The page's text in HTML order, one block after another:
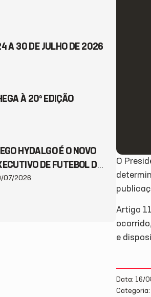
A 30 DE JULHO DE 2026
À 20ª EDIÇÃO
HYDALGO É O NOVO
DE FUTEBOL DO
07/2026
O
Artigo
e
Data: 16/